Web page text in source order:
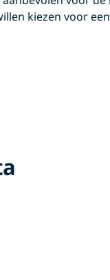
kiezen voor